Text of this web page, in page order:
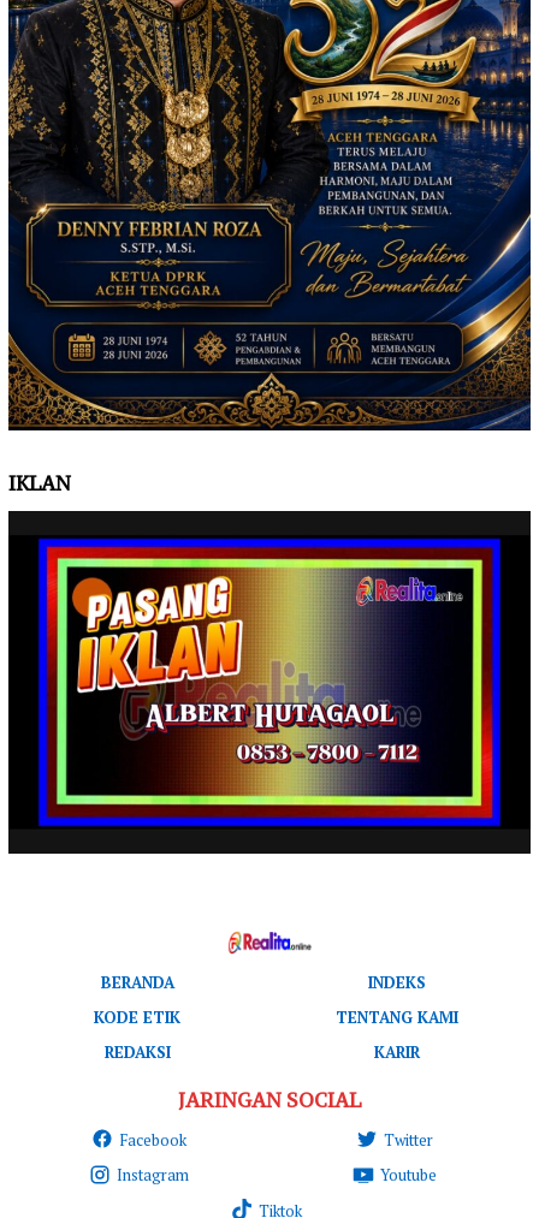
IKLAN
BERANDA
INDEKS
KODE ETIK
TENTANG KAMI
REDAKSI
KARIR
JARINGAN SOCIAL
Facebook
Twitter
Instagram
Youtube
Tiktok